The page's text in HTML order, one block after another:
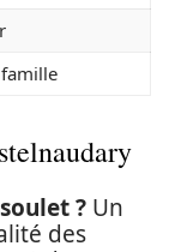
? Un
des